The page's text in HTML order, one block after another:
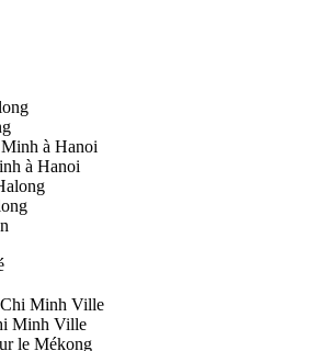
à Hanoi
Minh Ville